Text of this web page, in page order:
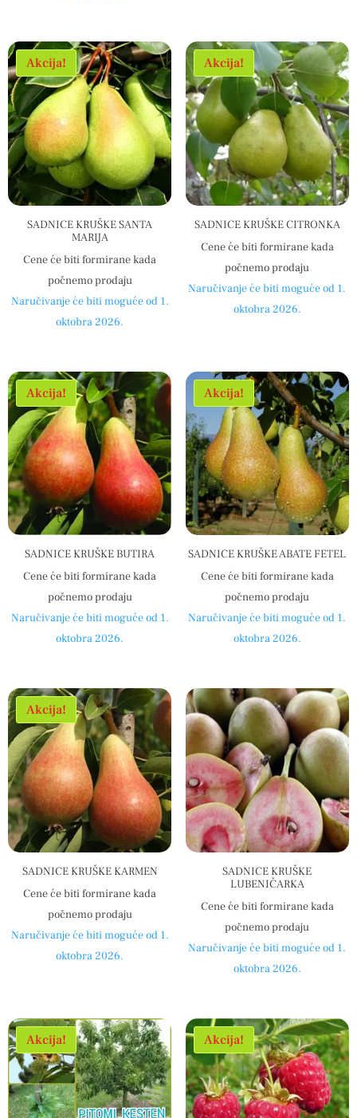
Akcija!
SADNICE KRUŠKE SANTA
MARIJA
Cene će biti formirane kada
počnemo prodaju
Naručivanje će biti moguće od 1.
oktobra 2026.
Akcija!
SADNICE KRUŠKE CITRONKA
Cene će biti formirane kada
počnemo prodaju
Naručivanje će biti moguće od 1.
oktobra 2026.
Akcija!
SADNICE KRUŠKE BUTIRA
Cene će biti formirane kada
počnemo prodaju
Naručivanje će biti moguće od 1.
oktobra 2026.
Akcija!
SADNICE KRUŠKE ABATE FETEL
Cene će biti formirane kada
počnemo prodaju
Naručivanje će biti moguće od 1.
oktobra 2026.
Akcija!
SADNICE KRUŠKE KARMEN
Cene će biti formirane kada
počnemo prodaju
Naručivanje će biti moguće od 1.
oktobra 2026.
SADNICE KRUŠKE
LUBENIČARKA
Cene će biti formirane kada
počnemo prodaju
Naručivanje će biti moguće od 1.
oktobra 2026.
Akcija! Akcija!